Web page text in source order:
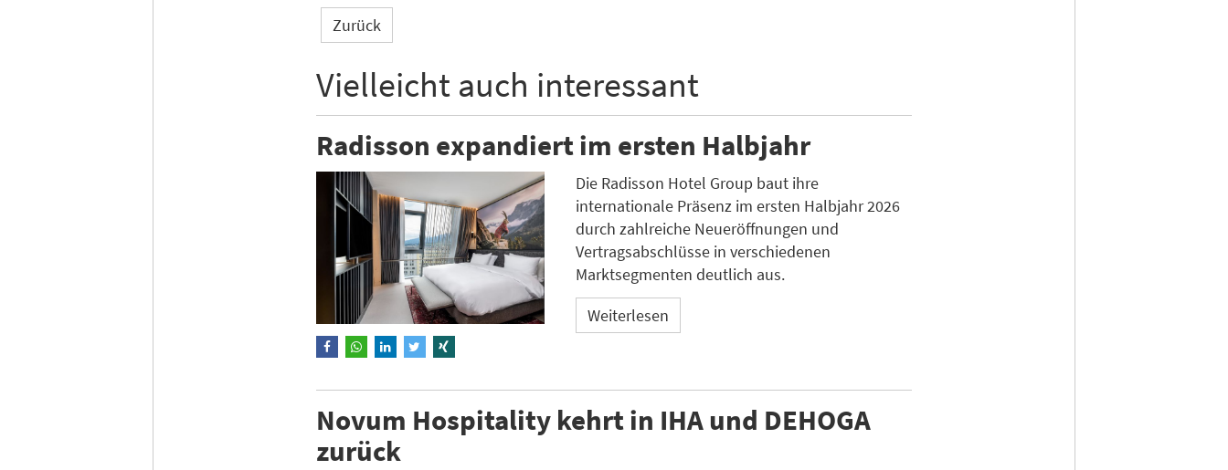
Zurück
Vielleicht auch interessant
Radisson expandiert im ersten Halbjahr
Die Radisson Hotel Group baut ihre
internationale Präsenz im ersten Halbjahr 2026
durch zahlreiche Neueröffnungen und
Vertragsabschlüsse in verschiedenen
Marktsegmenten deutlich aus.
Weiterlesen
Novum Hospitality kehrt in IHA und DEHOGA
zurück